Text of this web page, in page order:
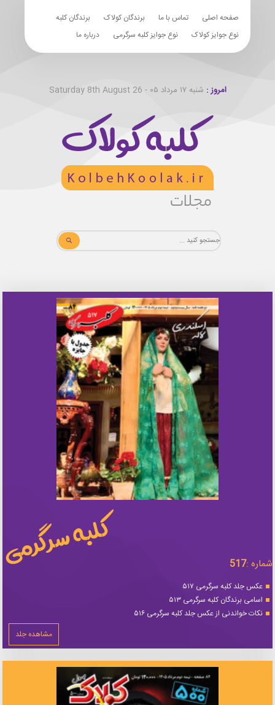
صفحه اصلی تماس با ما برندگان کولاک
برندگان کلبه
نوع جوایز کولاک
نوع جوایز کلبه سرگرمی درباره ما
امروز : شنبه ۱۷ مرداد ۰۵ - Saturday 8th August 26
شماره :517
عکس جلد کلبه سرگرمی ۵۱۷
اسامی برندگان کلبه سرگرمی ۵۱۳
نکات خواندنی از عکس جلد کلبه سرگرمی ۵۱۶
مشاهده جلد